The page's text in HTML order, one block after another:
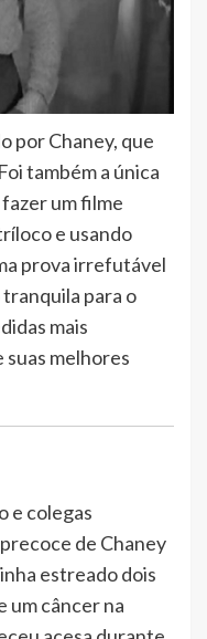
por Chaney, que
também a única
um filme
e usando
prova irrefutável
para o
mais
suas melhores
e colegas
de Chaney
estreado dois
um câncer na